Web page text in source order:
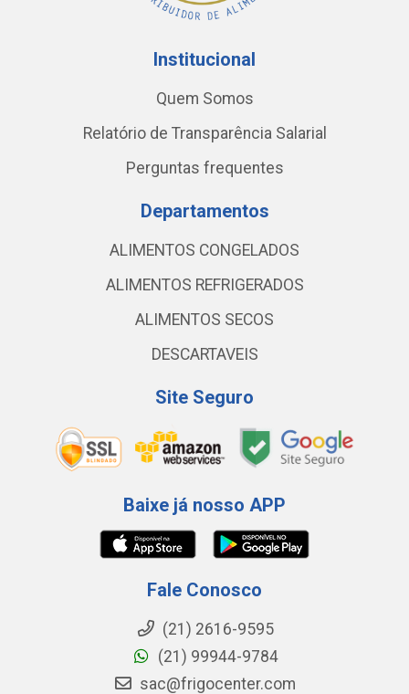
Institucional
Quem Somos
Relatório de Transparência Salarial
Perguntas frequentes
Departamentos
ALIMENTOS CONGELADOS
ALIMENTOS REFRIGERADOS
ALIMENTOS SECOS
DESCARTAVEIS
Site Seguro
Baixe já nosso APP
Fale Conosco
(21) 2616-9595
(21) 99944-9784
sac@frigocenter.com